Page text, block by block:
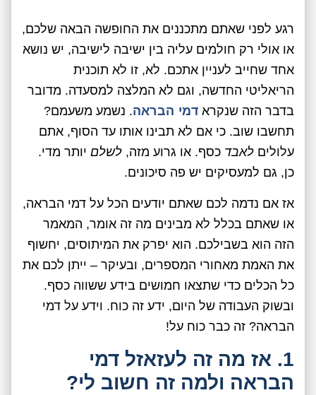
רגע לפני שאתם מתכננים את החופשה הבאה שלכם,
או אולי רק חולמים עליה בין ישיבה לישיבה, יש נושא
אחד שחייב לעניין אתכם. לא, זו לא תוכנית
הריאליטי החדשה, וגם לא המלצה למסעדה. מדובר
בדבר הזה שנקרא דמי הבראה. נשמע משעמם?
תחשבו שוב. כי אם לא תבינו אותו עד הסוף, אתם
עלולים לאבד כסף. או גרוע מזה, לשלם יותר מדי.
כן, גם למעסיקים יש פה סיכונים.
אז אם נדמה לכם שאתם יודעים הכל על דמי הבראה,
או שאתם בכלל לא מבינים מה זה אומר, המאמר
הזה הוא בשבילכם. הוא יפרק את המיתוסים, יחשוף
את האמת מאחורי המספרים, ובעיקר – ייתן לכם את
כל הכלים כדי שתצאו חמושים בידע ששווה כסף.
ובשוק העבודה של היום, ידע זה כוח. וידע על דמי
הבראה? זה כבר כוח על!
1. אז מה זה לעזאזל דמי
הבראה ולמה זה חשוב לי?